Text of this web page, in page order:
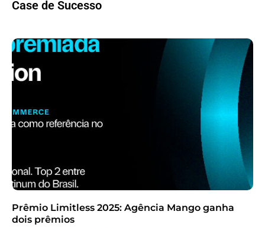
Case de Sucesso
Prêmio Limitless 2025: Agência Mango ganha
dois prêmios